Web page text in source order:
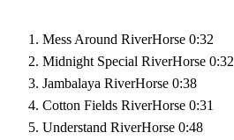
Mess Around RiverHorse 0:32
Midnight Special RiverHorse 0:32
Jambalaya RiverHorse 0:38
Cotton Fields RiverHorse 0:31
Understand RiverHorse 0:48